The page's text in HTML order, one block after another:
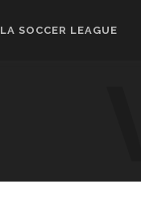
LA SOCCER LEAGUE